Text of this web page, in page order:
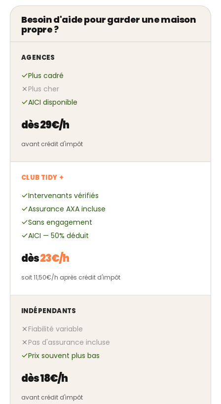
Besoin d'aide pour garder une maison
propre ?
AGENCES
Plus cadré
Plus cher
AICI disponible
dès 29€/h
avant crédit d'impôt
CLUB TIDY ✦
Intervenants vérifiés
Assurance AXA incluse
Sans engagement
AICI — 50% déduit
dès23€/h
soit 11,50€/h après crédit d'impôt
INDÉPENDANTS
Fiabilité variable
Pas d'assurance incluse
Prix souvent plus bas
dès 18€/h
avant crédit d'impôt